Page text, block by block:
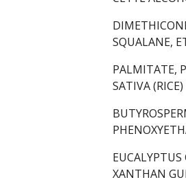
SQUALANE,
PALMITATE,
SATIVA
XANTHAN